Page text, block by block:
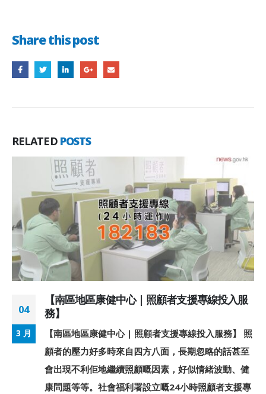
Share this post
RELATED POSTS
04
3 月
【南區地區康健中心 | 照顧者支援專線投入服
務】
【南區地區康健中心 | 照顧者支援專線投入服務】 照
顧者的壓力好多時來自四方八面，長期忽略的話甚至
會出現不利佢地繼續照顧嘅因素，好似情緒波動、健
康問題等等。社會福利署設立嘅24小時照顧者支援專